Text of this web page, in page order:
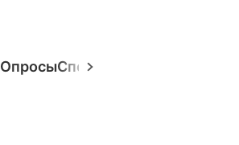
ОпросыСпецпроекты